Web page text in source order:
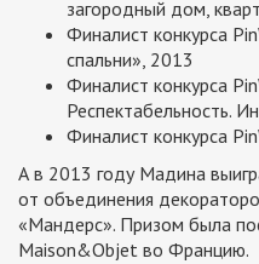
загородный дом,
Финалист конкурса
спальни», 2013
Финалист конкурса
Респектабельность.
Финалист конкурса
А в 2013 году Мадина
от объединения
«Мандерс». Призом была
Maison&Objet во Францию.